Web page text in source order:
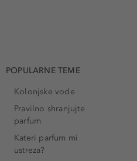
POPULARNE TEME
Kolonjske vode
Pravilno shranjujte
parfum
Kateri parfum mi
ustreza?